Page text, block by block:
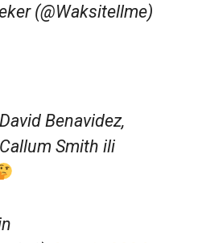
(@Waksitellme)
Benavidez,
Smith ili